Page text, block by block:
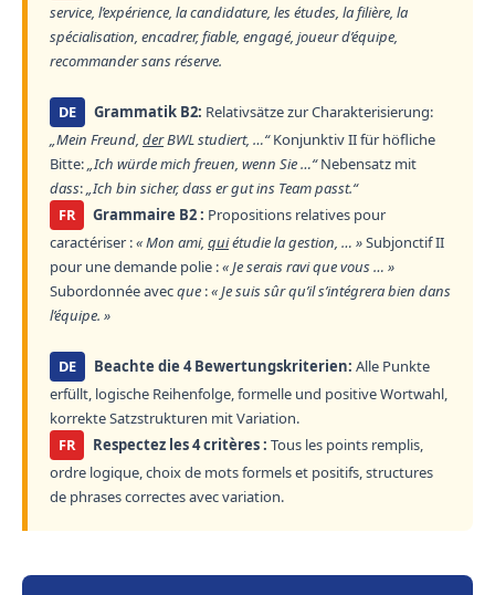
service, l’expérience, la candidature, les études, la filière, la
spécialisation, encadrer, fiable, engagé, joueur d’équipe,
recommander sans réserve.
DE Grammatik B2: Relativsätze zur Charakterisierung:
„Mein Freund, derBWL studiert, …“Konjunktiv II für höfliche
Bitte:„Ich würde mich freuen, wenn Sie …“Nebensatz mit
dass:„Ich bin sicher, dass er gut ins Team passt.“
FR
Grammaire B2 : Propositions relatives pour
caractériser :« Mon ami, quiétudie la gestion, … »Subjonctif II
pour une demande polie :« Je serais ravi que vous … »
Subordonnée avecque :« Je suis sûr qu’il s’intégrera bien dans
l’équipe. »
DE Beachte die 4 Bewertungskriterien: Alle Punkte
erfüllt, logische Reihenfolge, formelle und positive Wortwahl,
korrekte Satzstrukturen mit Variation.
FR
Respectez les 4 critères : Tous les points remplis,
ordre logique, choix de mots formels et positifs, structures
de phrases correctes avec variation.